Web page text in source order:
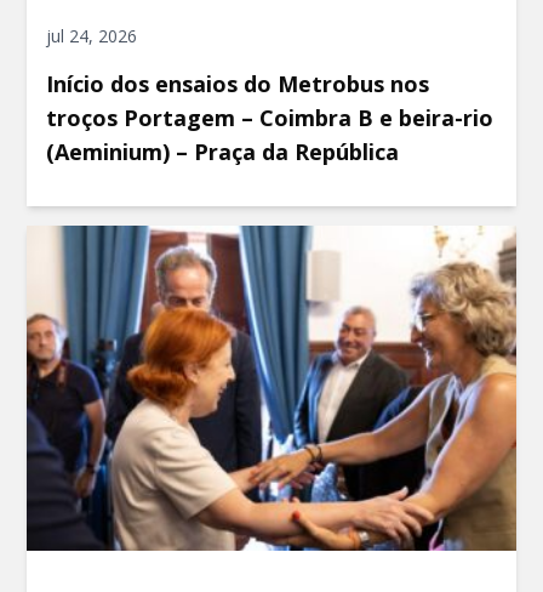
jul 24, 2026
Início dos ensaios do Metrobus nos
troços Portagem – Coimbra B e beira-rio
(Aeminium) – Praça da República